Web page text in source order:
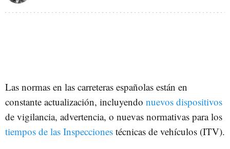
Las normas en las carreteras españolas están en
constante actualización, incluyendo nuevos dispositivos
de vigilancia, advertencia, o nuevas normativas para los
tiempos de las Inspecciones técnicas de vehículos (ITV).